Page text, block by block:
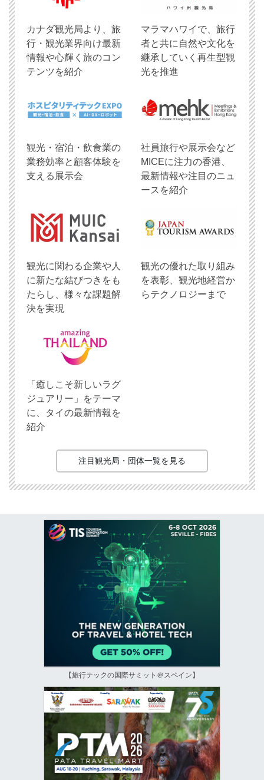
​カナダ観光局より、旅
行・観光業界向け最新
情報や心輝く旅のコン
テンツを紹介
マラマハワイで、旅行
者と共に自然や文化を
継承していく再生型観
光を推進
観光・宿泊・飲食業の
業務効率と顧客体験を
支える展示会
社員旅行や展示会など
MICEに注力の香港、
最新情報や注目のニュ
ースを紹介
観光に関わる企業や人
に新たな結びつきをも
たらし、様々な課題解
決を実現
観光の優れた取り組み
を表彰、観光地経営か
らテクノロジーまで
「癒しこそ新しいラグ
ジュアリー」をテーマ
に、タイの最新情報を
紹介
注目観光局・団体一覧を見る
【旅行テックの国際サミット＠スペイン】